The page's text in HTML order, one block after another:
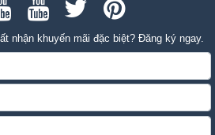
Đăng ký
DỊCH VỤ XUẤT NHẬP KHẨU HẢI MINH
Túy, phường Bình Thạnh
Trãi, phường Thanh Liệt
phường An Khê